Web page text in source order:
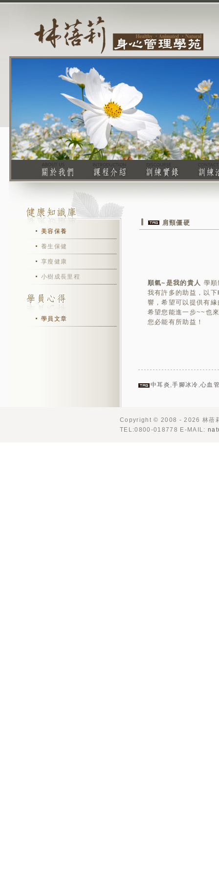
美容保養
養生保健
享瘦健康
小樹成長里程
學員文章
肩頸僵硬
順氣~是我的貴人 學
我有許多的助益，以
響，希望可以提供有
希望您能進一步~~也
您必能有所助益！
中耳炎 ,手腳冰冷 ,心血
Copyright © 2008 - 2026 林
TEL:0800-018778 E-MAIL: